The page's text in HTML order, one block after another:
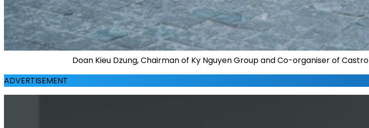
Doan Kieu Dzung, Chairman of Ky Nguyen Group and Co-organiser of
ADVERTISEMENT